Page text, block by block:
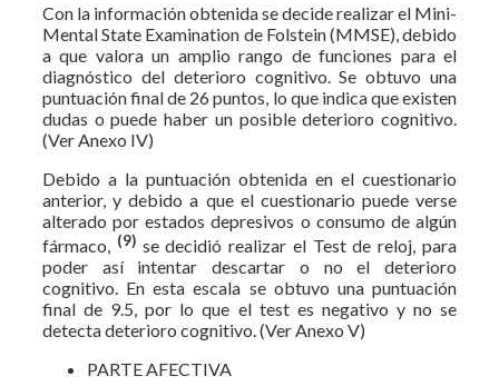
Con la información obtenida se decide realizar el Mini-
Mental State Examination de Folstein (MMSE), debido
a que valora un amplio rango de funciones para el
diagnóstico del deterioro cognitivo. Se obtuvo una
puntuación final de 26 puntos, lo que indica que existen
dudas o puede haber un posible deterioro cognitivo.
(Ver Anexo IV)
Debido a la puntuación obtenida en el cuestionario
anterior, y debido a que el cuestionario puede verse
alterado por estados depresivos o consumo de algún
fármaco, (9)se decidió realizar el Test de reloj, para
poder así intentar descartar o no el deterioro
cognitivo. En esta escala se obtuvo una puntuación
final de 9.5, por lo que el test es negativo y no se
detecta deterioro cognitivo. (Ver Anexo V)
PARTE AFECTIVA